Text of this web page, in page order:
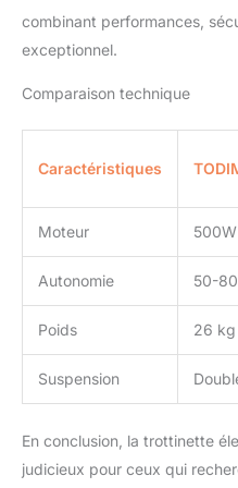
à
combinant performances,
exceptionnel.
Comparaison technique
Caractéristiques
Moteur 500W
Autonomie 50-
Poids 26 kg
Suspension
En conclusion, la trottinette
judicieux pour ceux qui